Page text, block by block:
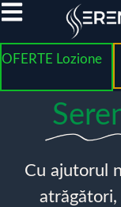
OFERTE Lozione
Cu ajutorul